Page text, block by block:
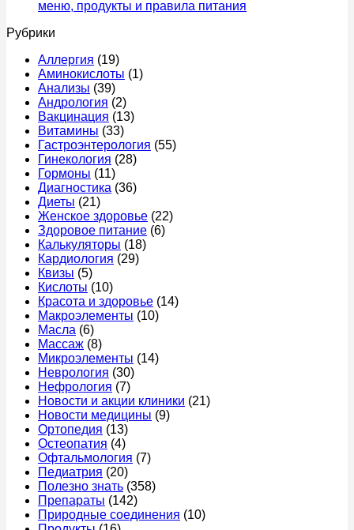
тошнит
меню, продукты и правила питания
Рубрики
Аллергия (19)
Аминокислоты (1)
Анализы (39)
Андрология (2)
Вакцинация (13)
Витамины (33)
Гастроэнтерология (55)
Гинекология (28)
Гормоны (11)
Диагностика (36)
Диеты (21)
Женское здоровье (22)
Здоровое питание (6)
Калькуляторы (18)
Кардиология (29)
Квизы (5)
Кислоты (10)
Красота и здоровье (14)
Макроэлементы (10)
Масла (6)
Массаж (8)
Микроэлементы (14)
Неврология (30)
Нефрология (7)
Новости и акции клиники (21)
Новости медицины (9)
Ортопедия (13)
Остеопатия (4)
Офтальмология (7)
Педиатрия (20)
Полезно знать (358)
Препараты (142)
Природные соединения (10)